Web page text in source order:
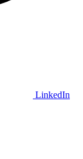
LinkedIn